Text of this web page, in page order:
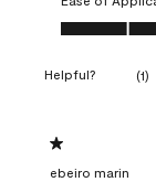
Ease of
Helpful? (1)
1 out of 5
ebeiro marin